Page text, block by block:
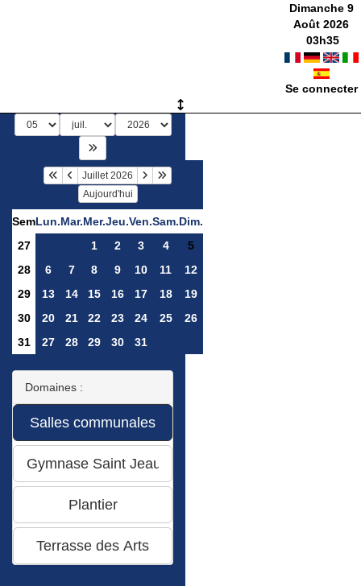
Dimanche 9
Août 2026
03h35
Se connecter
Juillet 2026
Aujourd'hui
SemLun.Mar.Mer.Jeu.Ven.Sam.Dim.
27
1 2 3 4
5
28
6 7 8 9 10 11
12
29
13 14 15 16 17 18
19
30
20 21 22 23 24 25
26
31
27 28 29 30 31
Domaines :